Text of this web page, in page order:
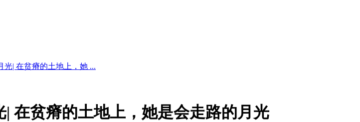
光| 在贫瘠的土地上，她 ...
| 在贫瘠的土地上，她是会走路的月光